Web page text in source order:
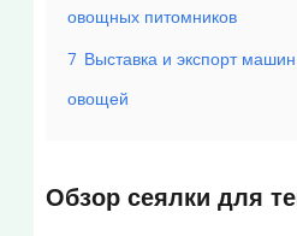
овощных питомников
7 Выставка и экспорт
овощей
Обзор сеялки для